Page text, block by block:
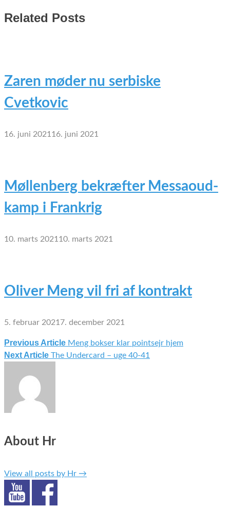
Related Posts
Zaren møder nu serbiske
Cvetkovic
16. juni 2021 16. juni 2021
Møllenberg bekræfter Messaoud-
kamp i Frankrig
10. marts 2021 10. marts 2021
Oliver Meng vil fri af kontrakt
5. februar 2021 7. december 2021
Indlægsnavigation
Previous Article Meng bokser klar pointsejr hjem
Next Article The Undercard – uge 40-41
About Hr
View all posts by Hr →